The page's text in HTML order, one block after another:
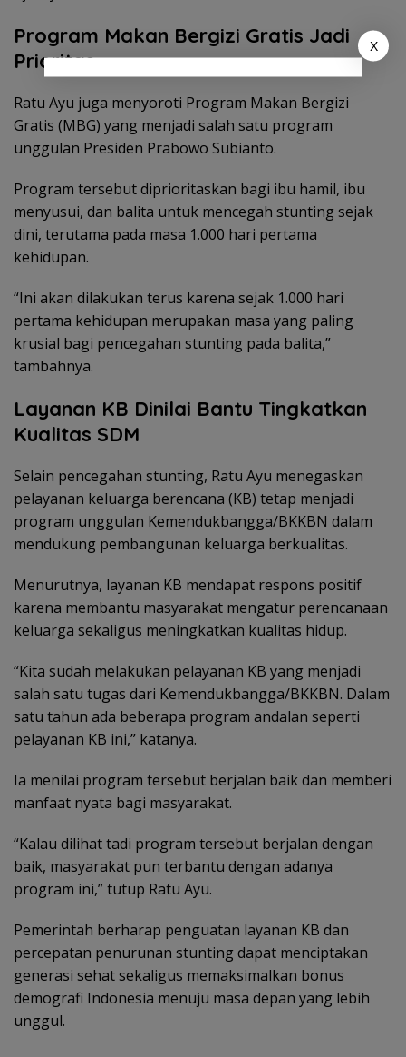
Program Makan Bergizi Gratis Jadi
Prioritas
Ratu Ayu juga menyoroti Program Makan Bergizi
Gratis (MBG) yang menjadi salah satu program
unggulan Presiden Prabowo Subianto.
Program tersebut diprioritaskan bagi ibu hamil, ibu
menyusui, dan balita untuk mencegah stunting sejak
dini, terutama pada masa 1.000 hari pertama
kehidupan.
“Ini akan dilakukan terus karena sejak 1.000 hari
pertama kehidupan merupakan masa yang paling
krusial bagi pencegahan stunting pada balita,”
tambahnya.
Layanan KB Dinilai Bantu Tingkatkan
Kualitas SDM
Selain pencegahan stunting, Ratu Ayu menegaskan
pelayanan keluarga berencana (KB) tetap menjadi
program unggulan Kemendukbangga/BKKBN dalam
mendukung pembangunan keluarga berkualitas.
Menurutnya, layanan KB mendapat respons positif
karena membantu masyarakat mengatur perencanaan
keluarga sekaligus meningkatkan kualitas hidup.
“Kita sudah melakukan pelayanan KB yang menjadi
salah satu tugas dari Kemendukbangga/BKKBN. Dalam
satu tahun ada beberapa program andalan seperti
pelayanan KB ini,” katanya.
Ia menilai program tersebut berjalan baik dan memberi
manfaat nyata bagi masyarakat.
“Kalau dilihat tadi program tersebut berjalan dengan
baik, masyarakat pun terbantu dengan adanya
program ini,” tutup Ratu Ayu.
Pemerintah berharap penguatan layanan KB dan
percepatan penurunan stunting dapat menciptakan
generasi sehat sekaligus memaksimalkan bonus
demografi Indonesia menuju masa depan yang lebih
unggul.
X